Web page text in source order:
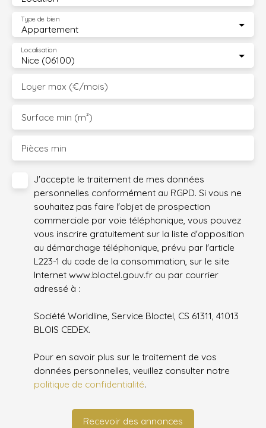
Appartement
Type de bien
Nice (06100)
Localisation
Loyer max (€/mois)
Surface min (m²)
Pièces min
J'accepte le traitement de mes données
personnelles conformément au RGPD. Si vous ne
souhaitez pas faire l'objet de prospection
commerciale par voie téléphonique, vous pouvez
vous inscrire gratuitement sur la liste d'opposition
au démarchage téléphonique, prévu par l'article
L223-1 du code de la consommation, sur le site
Internet www.bloctel.gouv.fr ou par courrier
adressé à :
Société Worldline, Service Bloctel, CS 61311, 41013
BLOIS CEDEX.
Pour en savoir plus sur le traitement de vos
données personnelles, veuillez consulter notre
politique de confidentialité.
Recevoir des annonces